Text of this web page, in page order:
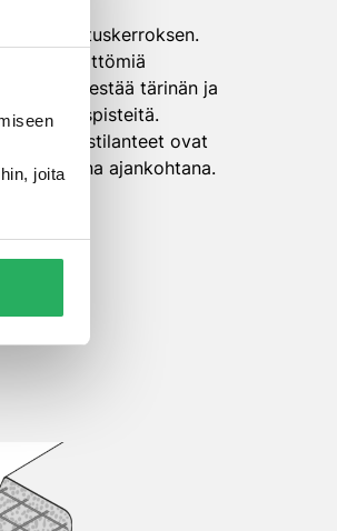
joita
erotuskerroksen.
välttämättömiä
estää tärinän ja
kuormituspisteitä.
kuormitustilanteet ovat
haluttuna ajankohtana.